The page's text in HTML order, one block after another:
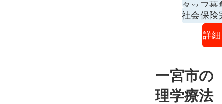
タッフ募
社会保険
詳
一宮市の
理学療法